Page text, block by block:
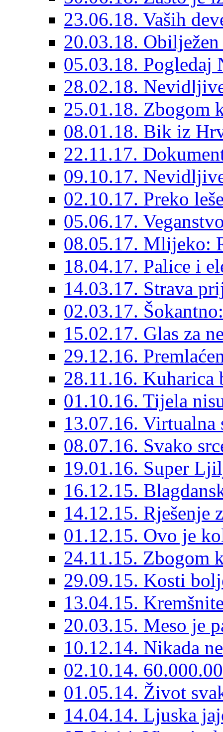
23.06.18. Vaših
20.03.18.
05.03.18. Pogledaj
28.02.18.
25.01.18. Zbogom
08.01.18. Bik iz
22.11.17.
09.10.17.
02.10.17. Preko
05.06.17.
08.05.17. Mlijeko:
18.04.17. Palice i
14.03.17. Strava
02.03.17.
15.02.17. Glas za
29.12.16.
28.11.16. Kuharica
01.10.16. Tijela
13.07.16. Virtualna
08.07.16. Svako
19.01.16. Super
16.12.15.
14.12.15. Rješenje
01.12.15. Ovo je
24.11.15. Zbogom
29.09.15. Kosti
13.04.15.
20.03.15. Meso je
10.12.14. Nikada
02.10.14.
01.05.14. Život
14.04.14. Ljuska